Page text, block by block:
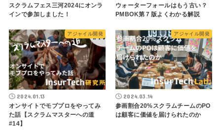
スクラムフェス三河2024にオンラ
インで参加しました！
ウォーターフォールはもう古い？
PMBOK第７版よくわかる解説
アジャイル開発
2024.01.13
オンサイトでモブプロをやってみ
た話【スクラムマスターへの道
#14】
アジャイル開発
2024.03.14
参画割合20%スクラムチームのPO
は顧客に価値を届けられたのか